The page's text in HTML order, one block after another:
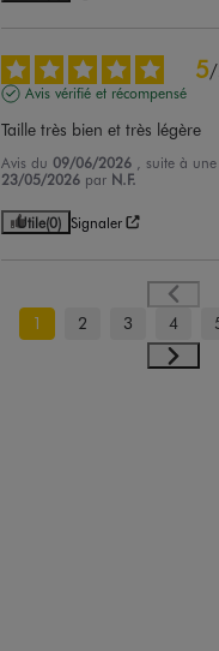
5/
Avis vérifié et récompensé
Taille très bien et très légère
Avis du09/06/2026
, suite à
23/05/2026 par N.F.
Utile(0) Signaler
1 2 3 4